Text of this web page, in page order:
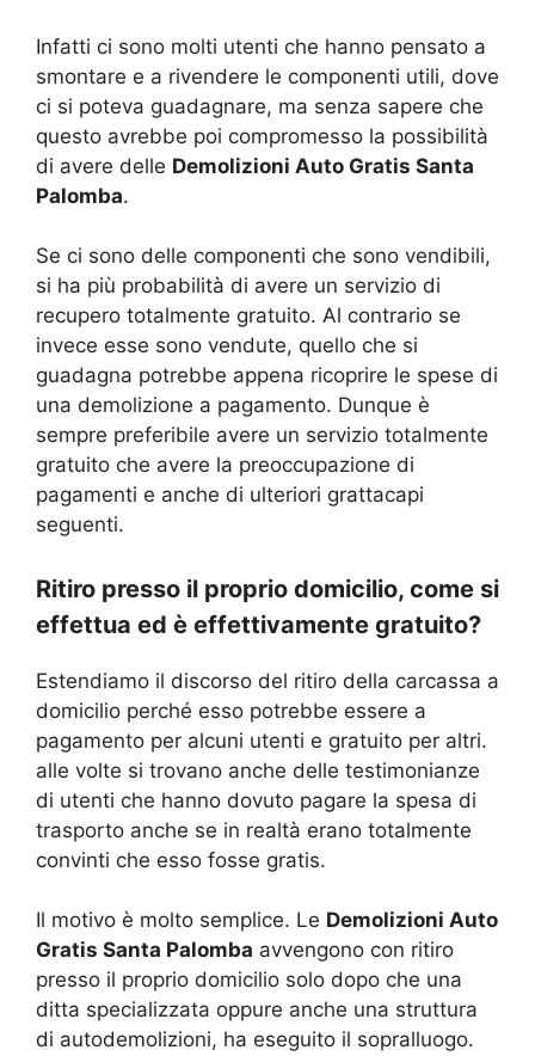
Infatti ci sono molti utenti che hanno pensato a
smontare e a rivendere le componenti utili, dove
ci si poteva guadagnare, ma senza sapere che
questo avrebbe poi compromesso la possibilità
di avere delle Demolizioni Auto Gratis Santa
Palomba.
Se ci sono delle componenti che sono vendibili,
si ha più probabilità di avere un servizio di
recupero totalmente gratuito. Al contrario se
invece esse sono vendute, quello che si
guadagna potrebbe appena ricoprire le spese di
una demolizione a pagamento. Dunque è
sempre preferibile avere un servizio totalmente
gratuito che avere la preoccupazione di
pagamenti e anche di ulteriori grattacapi
seguenti.
Ritiro presso il proprio domicilio, come si
effettua ed è effettivamente gratuito?
Estendiamo il discorso del ritiro della carcassa a
domicilio perché esso potrebbe essere a
pagamento per alcuni utenti e gratuito per altri.
alle volte si trovano anche delle testimonianze
di utenti che hanno dovuto pagare la spesa di
trasporto anche se in realtà erano totalmente
convinti che esso fosse gratis.
Il motivo è molto semplice. Le Demolizioni Auto
Gratis Santa Palomba avvengono con ritiro
presso il proprio domicilio solo dopo che una
ditta specializzata oppure anche una struttura
di autodemolizioni, ha eseguito il sopralluogo.